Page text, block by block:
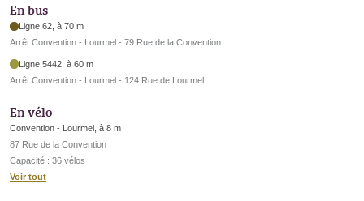
En bus
Ligne 62, à 70 m
Arrêt Convention - Lourmel - 79 Rue de la Convention
Ligne 5442, à 60 m
Arrêt Convention - Lourmel - 124 Rue de Lourmel
En vélo
Convention - Lourmel, à 8 m
87 Rue de la Convention
Capacité : 36 vélos
Voir tout